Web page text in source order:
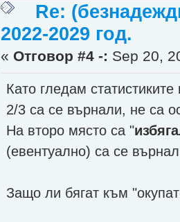
Re:
2022-2029 год.
« Отговор #4 -: Sep 20,
Като гледам
2/3 са се върнали, не са
На второ място са "
(евентуално) са се
Защо ли бягат към